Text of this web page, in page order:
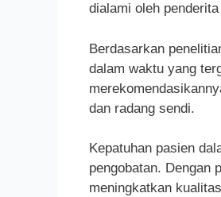
dialami oleh
Berdasarkan
dalam waktu yang
dan radang sendi.
Kepatuhan pasien
pengobatan. Dengan
meningkatkan